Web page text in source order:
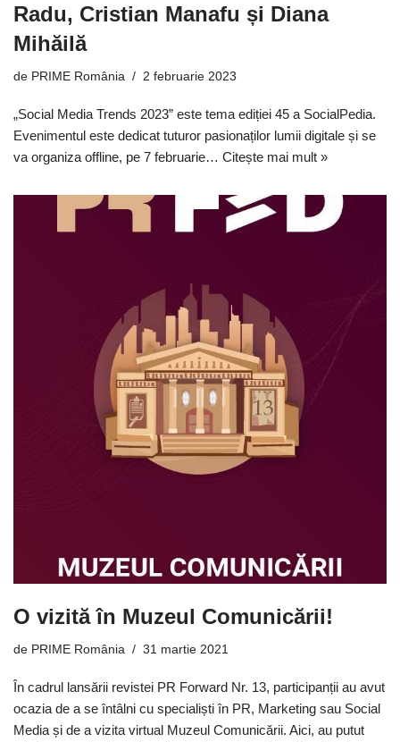
Radu, Cristian Manafu și Diana
Mihăilă
de PRIME România 2 februarie 2023
„Social Media Trends 2023” este tema ediției 45 a SocialPedia.
Evenimentul este dedicat tuturor pasionaților lumii digitale și se
va organiza offline, pe 7 februarie… Citește mai mult »
O vizită în Muzeul Comunicării!
de PRIME România 31 martie 2021
În cadrul lansării revistei PR Forward Nr. 13, participanții au avut
ocazia de a se întâlni cu specialiști în PR, Marketing sau Social
Media și de a vizita virtual Muzeul Comunicării. Aici, au putut